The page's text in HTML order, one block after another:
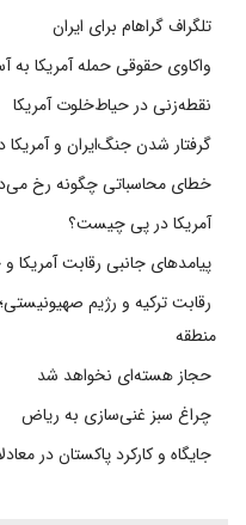
تلگراف گراهام برای ایران
واکاوی حقوقی حمله آمریکا به
نقطه‌زنی در حیاط‌خلوت آمریکا
گرفتار شدن جنگ‌ایران و
خطای محاسباتی چگونه رخ
آمریکا در پی چیست؟
پیامدهای جانبی رقابت آمریکا
رقابت ترکیه و رژیم
منطقه
حجاز هسته‌ای نخواهد شد
چراغ سبز غنی‌سازی به ریاض
جایگاه و کارکرد پاکستان در